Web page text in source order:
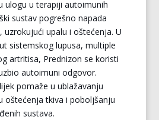
ulogu u terapiji autoimunih
sustav pogrešno napada
uzrokujući upalu i oštećenja. U
sistemskog lupusa, multiple
artritisa, Prednizon se koristi
autoimuni odgovor.
pomaže u ublažavanju
oštećenja tkiva i poboljšanju
sustava.